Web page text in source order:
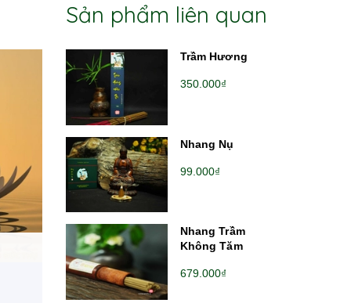
Sản phẩm liên quan
Trầm Hương
350.000₫
Nhang Nụ
99.000₫
Nhang Trầm
Không Tăm
679.000₫